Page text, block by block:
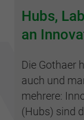
Hubs,
an
Die Gothaer
auch und
mehrere:
(Hubs) sind